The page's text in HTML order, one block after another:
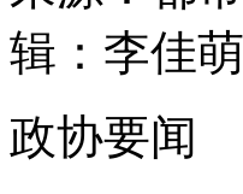
辑：李佳萌
政协要闻